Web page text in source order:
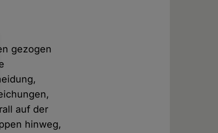
gezogen
auf der
hinweg,